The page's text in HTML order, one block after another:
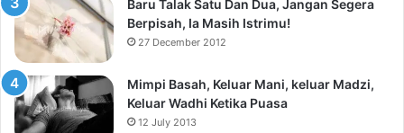
Baru Talak Satu Dan Dua, Jangan Segera
Berpisah, Ia Masih Istrimu!
27 December 2012
Mimpi Basah, Keluar Mani, keluar Madzi,
Keluar Wadhi Ketika Puasa
12 July 2013